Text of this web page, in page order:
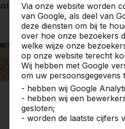
Via onze website worden
van Google, als deel van
deze diensten om bij te
over hoe onze bezoekers
welke wijze onze
op onze website terecht
Wij hebben met Google
om uw persoonsgegevens
- hebben wij Google
- hebben wij een
gesloten;
- worden de laatste cijfers
spel- en